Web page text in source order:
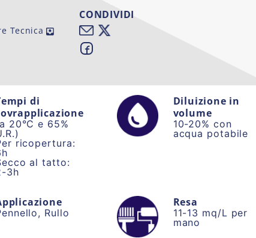
Tecnica
CONDIVIDI
di
20°C e 65%
ricopertura:
al tatto:
3h
Diluizione in
volume
10-20% con
acqua potabile
Rullo
Resa
11-13 mq/L per
mano